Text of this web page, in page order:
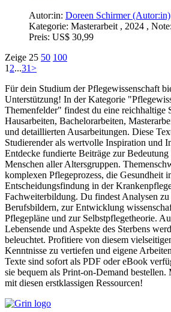
Autor:in: Doreen Schirmer (Autor:in)
Kategorie: Masterarbeit , 2024 ,
Preis: US$ 30,99
Zeige 25 50 100
1 2...31>
Für dein Studium der Pflegewissenschaft
Unterstützung! In der Kategorie
Themenfelder" findest du eine reichhaltige
Hausarbeiten, Bachelorarbeiten,
und detaillierten Ausarbeitungen. Diese
Studierender als wertvolle Inspiration und
Entdecke fundierte Beiträge zur
Menschen aller Altersgruppen.
komplexen Pflegeprozess, die Gesundheit
Entscheidungsfindung in der
Fachweiterbildung. Du findest Analysen
Berufsbildern, zur Entwicklung
Pflegepläne und zur Selbstpflegetheorie.
Lebensende und Aspekte des Sterbens
beleuchtet. Profitiere von diesem
Kenntnisse zu vertiefen und eigene
Texte sind sofort als PDF oder eBook
sie bequem als Print-on-Demand bestellen.
mit diesen erstklassigen Ressourcen!